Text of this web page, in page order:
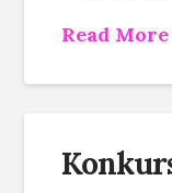
Read More